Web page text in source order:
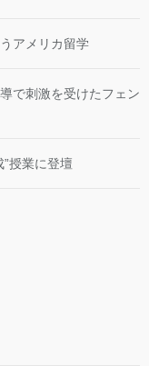
アメリカ留学
で刺激を受けたフェン
授業に登壇